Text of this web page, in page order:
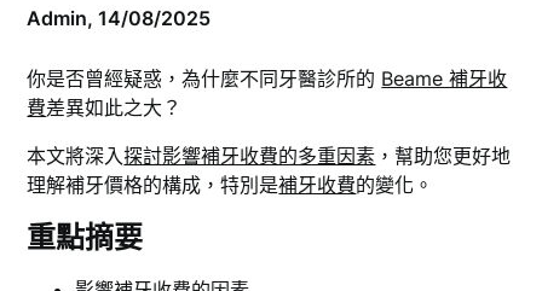
Admin,14/08/2025
你是否曾經疑惑，為什麼不同牙醫診所的 Beame 補牙收
費差異如此之大？
本文將深入探討影響補牙收費的多重因素 ，幫助您更好地
理解補牙價格的構成，特別是補牙收費的變化。
重點摘要